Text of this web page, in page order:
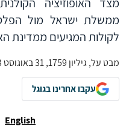
ממשלת ישראל מול
לקולות המגיעים ממדינת
מבט על, גיליון 1759, 31 באוגוסט 2023
עקבו אחרינו בגוגל
English